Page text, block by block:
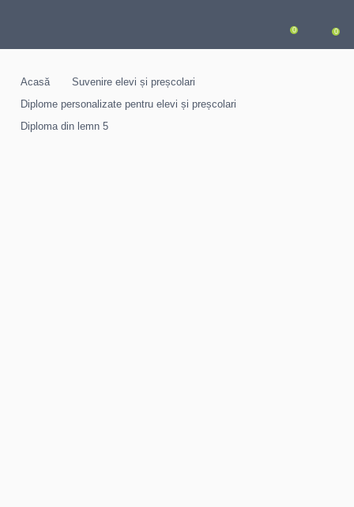
0 0
Acasă
Suvenire elevi și preșcolari
Diplome personalizate pentru elevi și preșcolari
Diploma din lemn 5